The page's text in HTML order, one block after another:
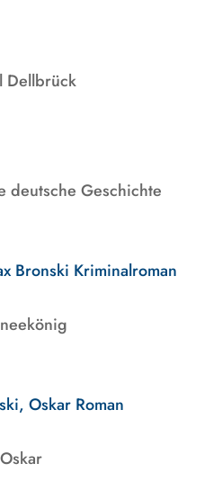
Dellbrück
deutsche Geschichte
Oskar